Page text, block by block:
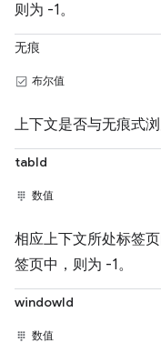
则为 -1。
无痕
布尔值
上下文是否与无痕式
tabId
数值
相应上下文所处标签
签页中，则为 -1。
windowId
数值